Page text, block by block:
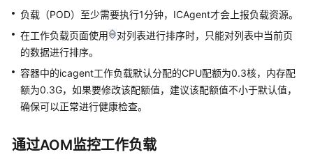
概
接
入
AOM
入
AOM（新
负载（POD）至少需要执行1分钟，ICAgent才会上报负载资源。
在工作负载页面使用
对列表进行排序时，只能对列表中当前页
的数据进行排序。
容器中的icagent工作负载默认分配的CPU配额为0.3核，内存配
额为0.3G，如果要修改该配额值，建议该配额值不小于默认值，
确保可以正常进行健康检查。
通过AOM监控工作负载